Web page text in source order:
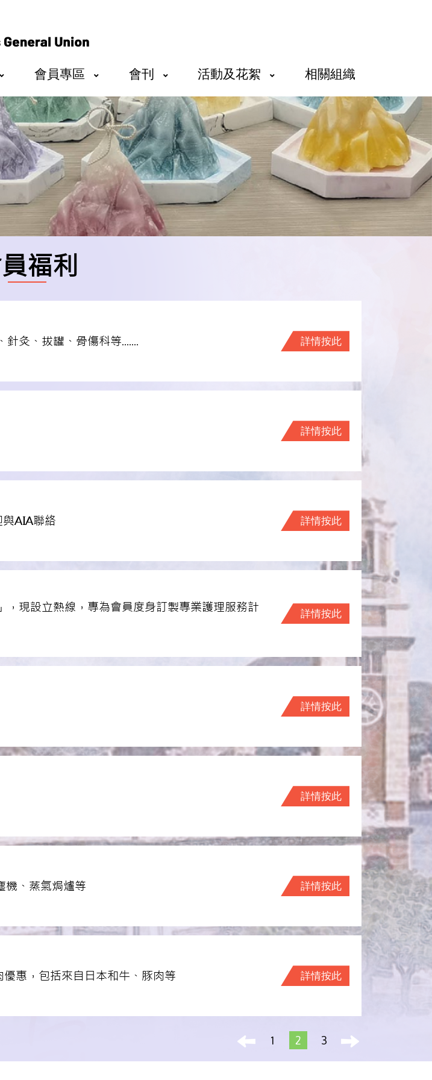
會員專區 會刊 活動及花絮 相關組織
福利
灸、拔罐、骨傷科等....... 詳情按此
詳情按此
AIA聯絡 詳情按此
現設立熱線，專為會員度身訂製專業護理服務計
詳情按此
詳情按此
詳情按此
機、蒸氣焗爐等 詳情按此
惠，包括來自日本和牛、豚肉等 詳情按此
1 2 3